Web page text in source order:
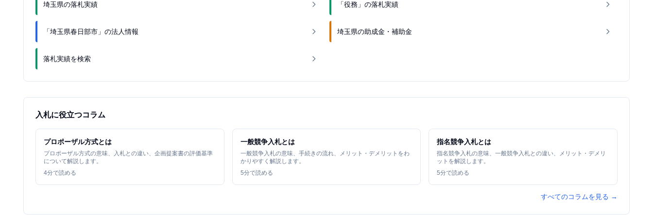
埼玉県の落札実績 「役務」の落札実績
「埼玉県春日部市」の法人情報 埼玉県の助成金・補助金
落札実績を検索
入札に役立つコラム
プロポーザル方式とは
プロポーザル方式の意味、入札との違い、企画提案書の評価基準
について解説します。
4分で読める
一般競争入札とは
一般競争入札の意味、手続きの流れ、メリット・デメリットをわ
かりやすく解説します。
5分で読める
指名競争入札とは
指名競争入札の意味、一般競争入札との違い、メリット・デメリ
ットを解説します。
5分で読める
すべてのコラムを見る →